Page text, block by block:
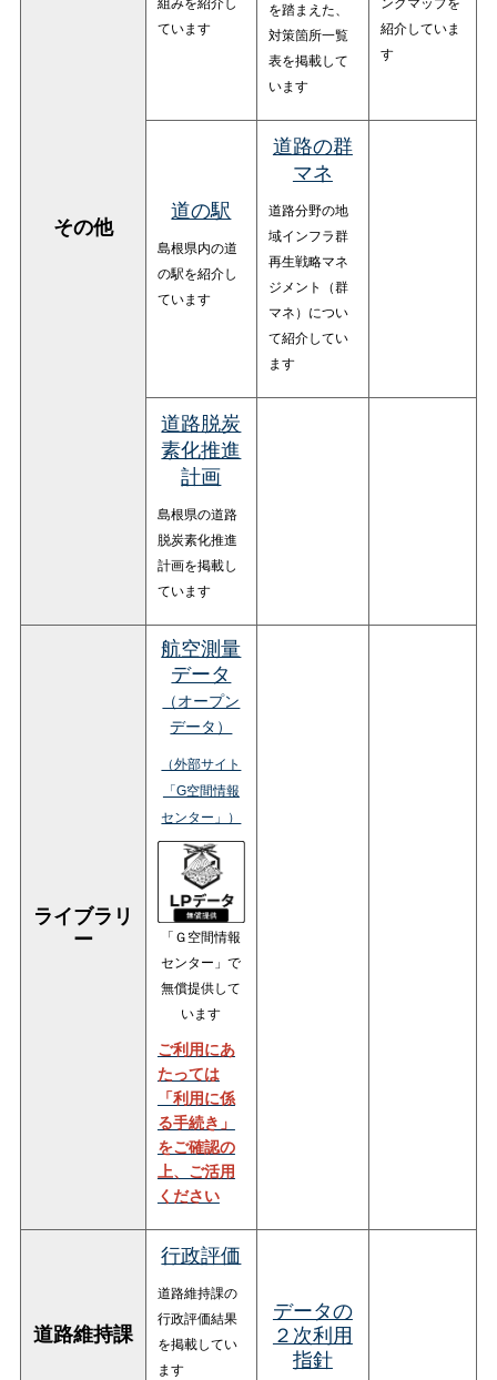
その他
ています
を踏まえた、
対策箇所一覧
表を掲載して
います
紹介していま
す
道の駅
島根県内の道
の駅を紹介し
ています
道路の群
マネ
道路分野の地
域インフラ群
再生戦略マネ
ジメント（群
マネ）につい
て紹介してい
ます
道路脱炭
素化推進
計画
島根県の道路
脱炭素化推進
計画を掲載し
ています
ライブラリ
ー
航空測量
データ
（オープン
データ）
（外部サイト
「G空間情報
センター」）
「Ｇ空間情報
センター」で
無償提供して
います
ご利用にあ
たっては
「利用に係
る手続き」
をご確認の
上、ご活用
ください
道路維持課
行政評価
道路維持課の
行政評価結果
を掲載してい
ます
データの
２次利用
指針